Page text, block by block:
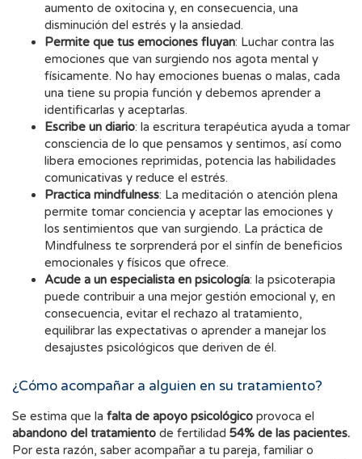
aumento de oxitocina y, en consecuencia, una
disminución del estrés y la ansiedad.
Permite que tus emociones fluyan: Luchar contra las
emociones que van surgiendo nos agota mental y
físicamente. No hay emociones buenas o malas, cada
una tiene su propia función y debemos aprender a
identificarlas y aceptarlas.
Escribe un diario: la escritura terapéutica ayuda a tomar
consciencia de lo que pensamos y sentimos, así como
libera emociones reprimidas, potencia las habilidades
comunicativas y reduce el estrés.
Practica mindfulness: La meditación o atención plena
permite tomar conciencia y aceptar las emociones y
los sentimientos que van surgiendo. La práctica de
Mindfulness te sorprenderá por el sinfín de beneficios
emocionales y físicos que ofrece.
Acude a un especialista en psicología: la psicoterapia
puede contribuir a una mejor gestión emocional y, en
consecuencia, evitar el rechazo al tratamiento,
equilibrar las expectativas o aprender a manejar los
desajustes psicológicos que deriven de él.
¿Cómo acompañar a alguien en su tratamiento?
Se estima que la falta de apoyo psicológico provoca el
abandono del tratamiento de fertilidad 54% de las pacientes.
Por esta razón, saber acompañar a tu pareja, familiar o